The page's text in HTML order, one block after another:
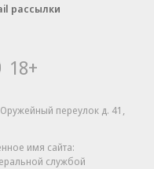
рассылки
18+
переулок д. 41,
имя сайта:
службой